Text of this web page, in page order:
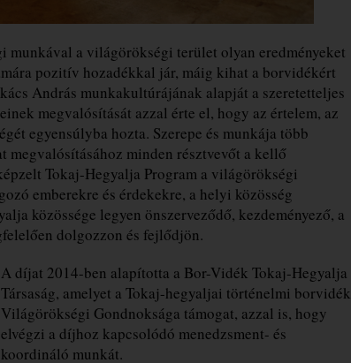
munkával a világörökségi terület olyan eredményeket
pozitív hozadékkal jár, máig kihat a borvidékért
András munkakultúrájának alapját a szeretetteljes
megvalósítását azzal érte el, hogy az értelem, az
egyensúlyba hozta. Szerepe és munkája több
megvalósításához minden résztvevőt a kellő
Tokaj-Hegyalja Program a világörökségi
emberekre és érdekekre, a helyi közösség
közössége legyen önszerveződő, kezdeményező, a
dolgozzon és fejlődjön.
A díjat 2014-ben alapította a Bor-Vidék Tokaj-Hegyalja
Társaság, amelyet a Tokaj-hegyaljai történelmi borvidék
Világörökségi Gondnoksága támogat, azzal is, hogy
elvégzi a díjhoz kapcsolódó menedzsment- és
koordináló munkát.